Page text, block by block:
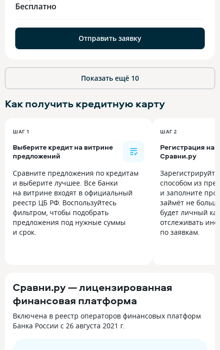
Бесплатно
Отправить заявку
Показать ещё 10
Как получить кредитную карту
ШАГ 1
Выберите кредит на витрине
предложений
Сравните предложения по кредитам
и выберите лучшее. Все банки
на витрине входят в официальный
реестр ЦБ РФ. Воспользуйтесь
фильтром, чтобы подобрать
предложения под нужные суммы
и срок.
ШАГ 2
Регистрация на
Сравни.ру
способом из
и заполните
займёт не
будет личный
отслеживать
по заявкам.
Сравни.ру — лицензированная
финансовая платформа
Включена в реестр операторов финансовых платформ
Банка России с 26 августа 2021 г.